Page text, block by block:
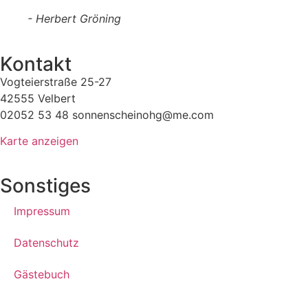
- Herbert Gröning
Kontakt
Vogteierstraße 25-27
42555 Velbert
02052 53 48 sonnenscheinohg@me.com
Karte anzeigen
Sonstiges
Impressum
Datenschutz
Gästebuch